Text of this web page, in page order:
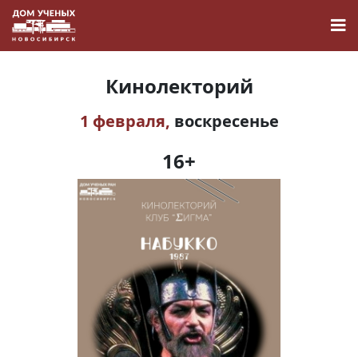
Наука
О Доме учёных
Виртуальный тур
Контакты
Кинолекторий
1 февраля, воскресенье
16+